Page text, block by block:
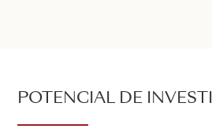
POTENCIAL DE